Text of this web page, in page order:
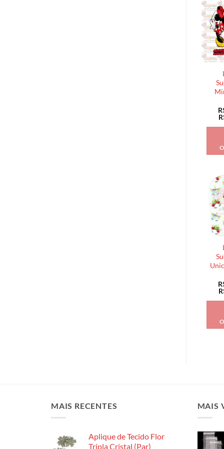
MAIS RECENTES
Aplique de Tecido Flor
Tripla Cristal (Par)
MAIS